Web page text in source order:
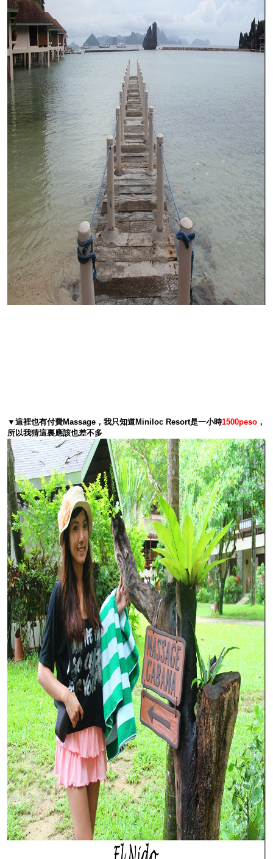
▼這裡也有付費Massage，我只知道Miniloc Resort是一小時1500peso ，
所以我猜這裏應該也差不多